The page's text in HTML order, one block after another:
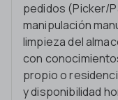
pedidos (Picker/
manipulación
limpieza del
con
propio o
y disponibilidad